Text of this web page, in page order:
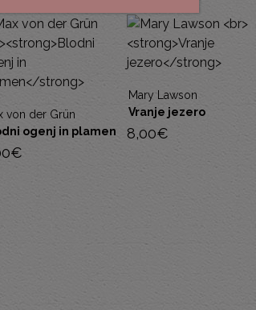
von der Grün
ogenj in plamen
€
Mary Lawson
Vranje jezero
8,00€